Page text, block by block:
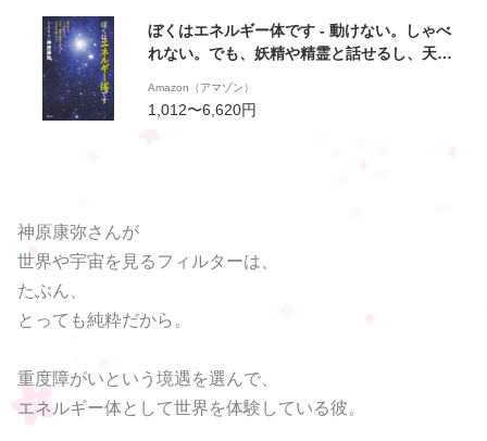
ぼくはエネルギー体です - 動けない。しゃべ
れない。でも、妖精や精霊と話せるし、天の
Amazon（アマゾン）
1,012〜6,620円
神原康弥さんが
世界や宇宙を見るフィルターは、
たぶん、
とっても純粋だから。
重度障がいという境遇を選んで、
エネルギー体として世界を体験している彼。